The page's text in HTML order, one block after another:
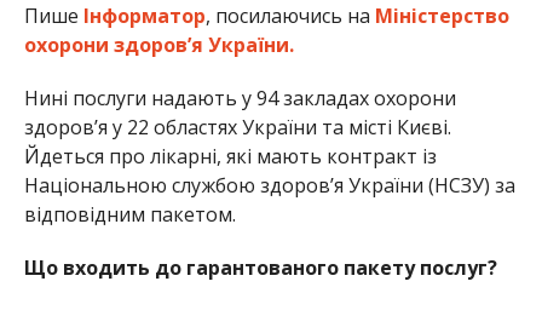
Пише Інформатор, посилаючись на Міністерство
охорони здоров’я України.
Нині послуги надають у 94 закладах охорони
здоров’я у 22 областях України та місті Києві.
Йдеться про лікарні, які мають контракт із
Національною службою здоров’я України (НСЗУ) за
відповідним пакетом.
Що входить до гарантованого пакету послуг?